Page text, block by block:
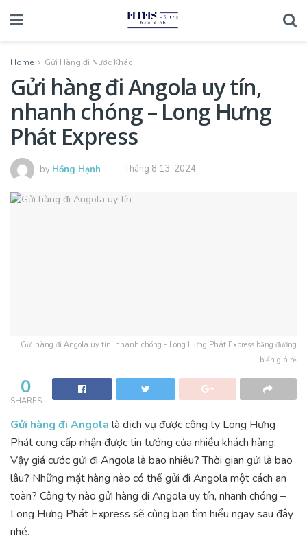
Home Gửi Hàng đi Nước Khác
Gửi hàng đi Angola uy tín,
nhanh chóng – Long Hưng
Phát Express
by Hồng Hạnh Tháng 8 13, 2024
Gửi hàng đi Angola uy tín, nhanh chóng - Long Hưng Phát Express bằng đường
biển giá rẻ
0
SHARES
Gửi hàng đi Angola là dịch vụ được công ty Long Hưng
Phát cung cấp nhận được tin tưởng của nhiều khách hàng.
Vậy giá cước gửi đi Angola là bao nhiêu? Thời gian gửi là bao
lâu? Những mặt hàng nào có thể gửi đi Angola một cách an
toàn? Công ty nào gửi hàng đi Angola uy tín, nhanh chóng –
Long Hưng Phát Express sẽ cùng bạn tìm hiểu ngay sau đây
nhé.